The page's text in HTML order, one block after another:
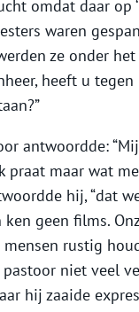
omdat daar op
waren
ze onder
heeft u
antwoordde:
praat maar wat
hij, “dat
geen films.
rustig
niet veel
hij zaaide